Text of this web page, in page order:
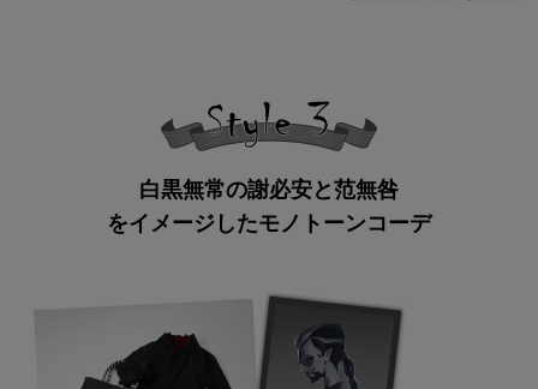
白黒無常の謝必安と范無咎
をイメージしたモノトーンコーデ